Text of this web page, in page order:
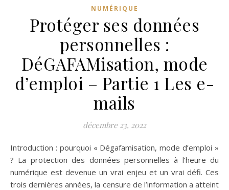
NUMÉRIQUE
Protéger ses données
personnelles :
DéGAFAMisation, mode
d’emploi – Partie 1 Les e-
mails
décembre 23, 2022
Introduction : pourquoi « Dégafamisation, mode d’emploi »
? La protection des données personnelles à l’heure du
numérique est devenue un vrai enjeu et un vrai défi. Ces
trois dernières années, la censure de l’information a atteint